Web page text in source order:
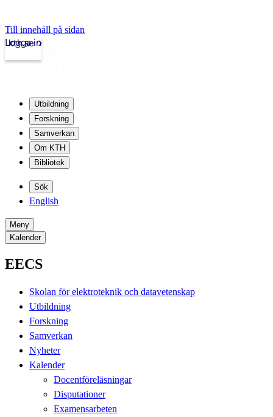
Till innehåll på sidan
kth.se
Logga in
Utbildning
Forskning
Samverkan
Om KTH
Bibliotek
Sök
English
Meny
Kalender
EECS
Skolan för elektroteknik och datavetenskap
Utbildning
Forskning
Samverkan
Nyheter
Kalender
Docentföreläsningar
Disputationer
Examensarbeten